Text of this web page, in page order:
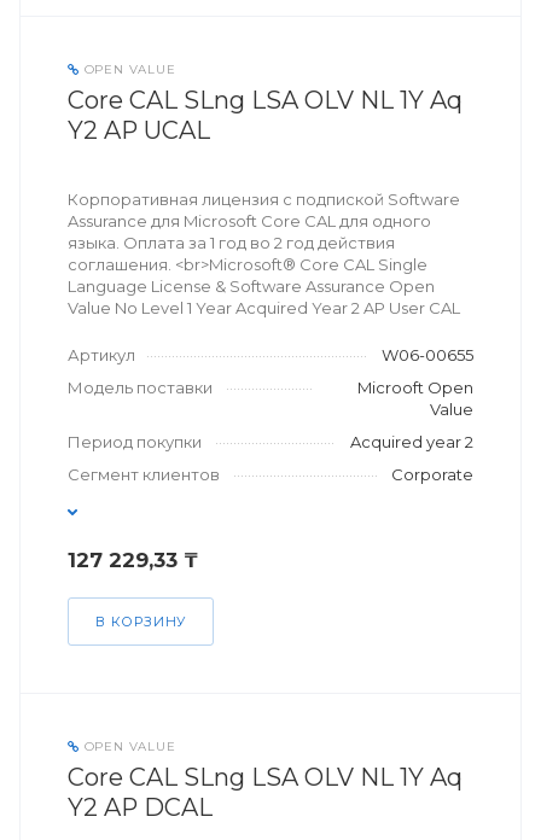
OPEN VALUE
Core CAL SLng LSA OLV NL 1Y Aq
Y2 AP UCAL
Корпоративная лицензия с подпиской Software
Assurance для Microsoft Core CAL для одного
языка. Оплата за 1 год во 2 год действия
соглашения. <br>Microsoft® Core CAL Single
Language License & Software Assurance Open
Value No Level 1 Year Acquired Year 2 AP User CAL
Артикул
W06-00655
Модель поставки
Microoft Open
Value
Период покупки
Acquired year 2
Сегмент клиентов
Corporate
127 229,33 ₸
В КОРЗИНУ
OPEN VALUE
Core CAL SLng LSA OLV NL 1Y Aq
Y2 AP DCAL